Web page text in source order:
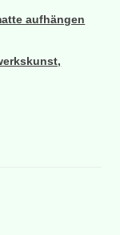
aufhängen